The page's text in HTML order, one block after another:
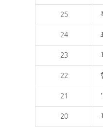
25
24
23
22
21
20